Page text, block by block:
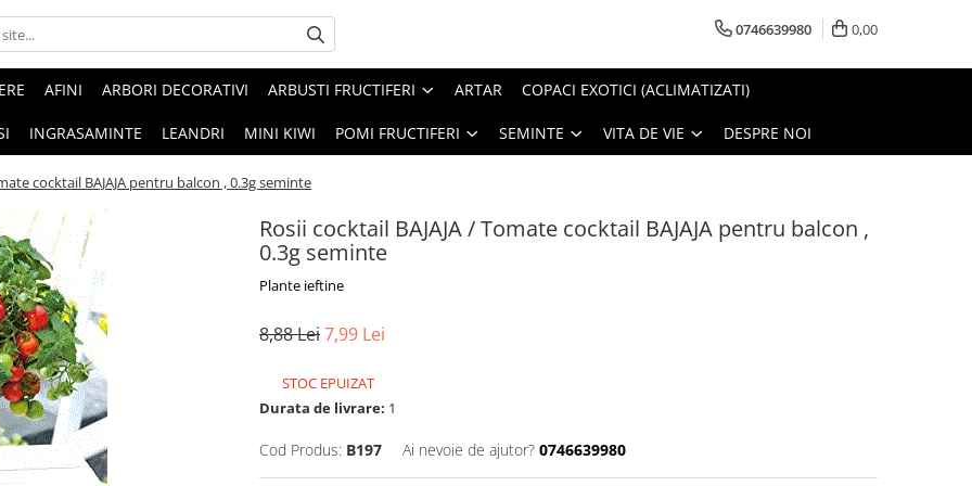
0746639980 0,00
AFINI ARBORI DECORATIVI ARBUSTI FRUCTIFERI ARTAR COPACI EXOTICI (ACLIMATIZATI)
INGRASAMINTE LEANDRI MINI KIWI POMI FRUCTIFERI SEMINTE VITA DE VIE DESPRE NOI
cocktail BAJAJA pentru balcon , 0.3g seminte
Rosii cocktail BAJAJA / Tomate cocktail BAJAJA pentru balcon ,
0.3g seminte
Plante ieftine
8,88 Lei7,99 Lei
STOC EPUIZAT
Durata de livrare: 1
Cod Produs: B197 Ai nevoie de ajutor? 0746639980